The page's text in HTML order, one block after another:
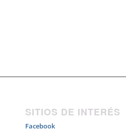
SITIOS DE INTERÉS
Facebook